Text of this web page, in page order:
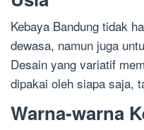
Kebaya Bandung tidak
dewasa, namun juga
Desain yang variatif
dipakai oleh siapa saja,
Warna-warna